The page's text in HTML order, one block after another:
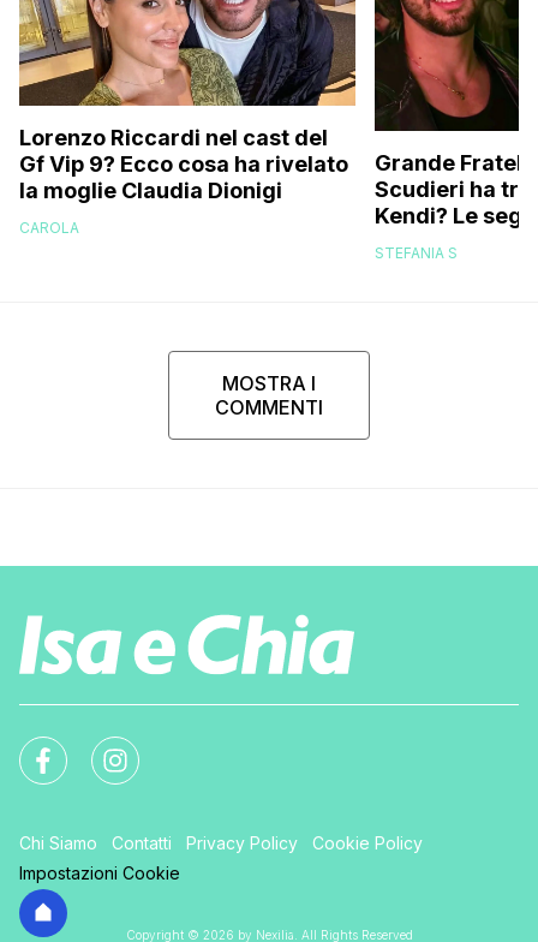
Lorenzo Riccardi nel cast del
Gf Vip 9? Ecco cosa ha rivelato
la moglie Claudia Dionigi
CAROLA
Grande
Scudieri ha
Kendi? Le
replica dell’ex
STEFANIA S
MOSTRA I
COMMENTI
Chi Siamo Contatti Privacy Policy
Cookie Policy
Impostazioni Cookie
Copyright © 2026 by Nexilia. All Rights Reserved